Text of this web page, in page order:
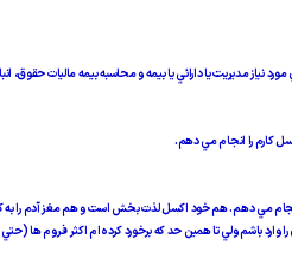
نياز مديريت يا دارائي يا بيمه و محاسبه بيمه ماليات
انجام مي دهم. هم خود اکسل لذت بخش است و هم مغز آدم را به
وارد باشم ولي تا همين حد که برخورد کرده ام اکثر فروم ها